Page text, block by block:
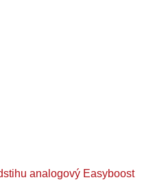
analogový Easyboost